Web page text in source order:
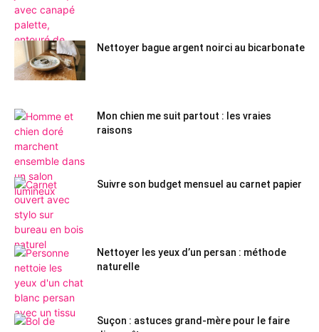
Nettoyer bague argent noirci au bicarbonate
Mon chien me suit partout : les vraies
raisons
Suivre son budget mensuel au carnet papier
Nettoyer les yeux d’un persan : méthode
naturelle
Suçon : astuces grand-mère pour le faire